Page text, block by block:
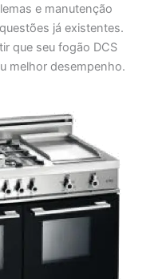
e manutenção
já existentes.
que seu fogão DCS
melhor desempenho.